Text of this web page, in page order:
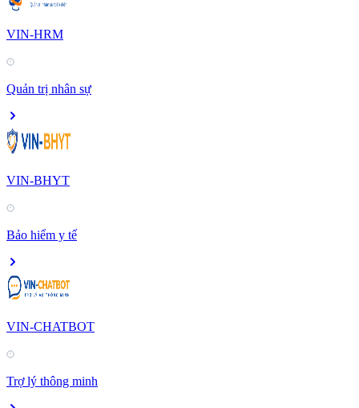
VIN-HRM
Quản trị nhân sự
VIN-BHYT
Bảo hiểm y tế
VIN-CHATBOT
Trợ lý thông minh